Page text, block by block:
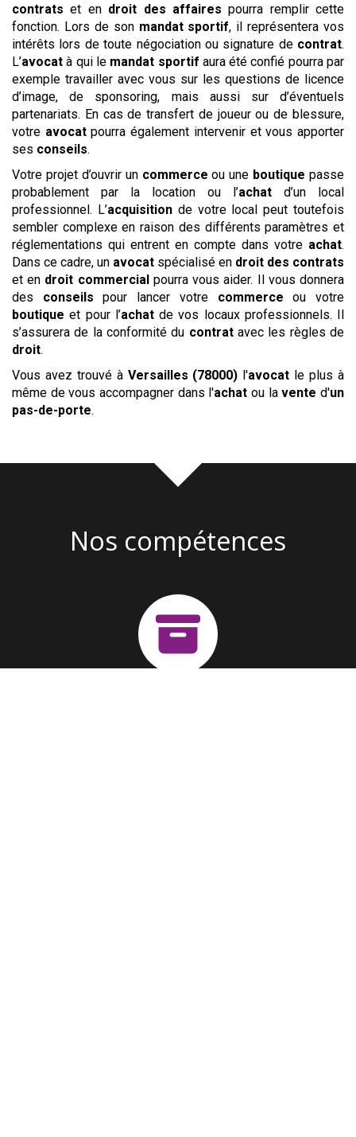
contrats et en droit des affaires pourra remplir cette
fonction. Lors de son mandat sportif, il représentera vos
intérêts lors de toute négociation ou signature de contrat.
L’avocat à qui le mandat sportif aura été confié pourra par
exemple travailler avec vous sur les questions de licence
d’image, de sponsoring, mais aussi sur d’éventuels
partenariats. En cas de transfert de joueur ou de blessure,
votre avocatpourra également intervenir et vous apporter
ses conseils.
Votre projet d’ouvrir un commerce ou une boutique passe
probablement par la location ou l’achat d’un local
professionnel. L’acquisitionde votre local peut toutefois
sembler complexe en raison des différents paramètres et
réglementations qui entrent en compte dans votre achat.
Dans ce cadre, un avocat spécialisé en droit des contrats
et en droit commercialpourra vous aider. Il vous donnera
des conseils pour lancer votre commerce ou votre
boutique et pour l’achatde vos locaux professionnels. Il
s’assurera de la conformité du contratavec les règles de
droit.
Vous avez trouvé à Versailles (78000) l'avocat le plus à
même de vous accompagner dans l'achat ou lavented'un
pas-de-porte.
Nos compétences